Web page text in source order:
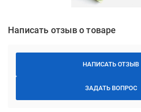
Написать отзыв о товаре
НАПИСАТЬ ОТЗЫВ
ЗАДАТЬ ВОПРОС